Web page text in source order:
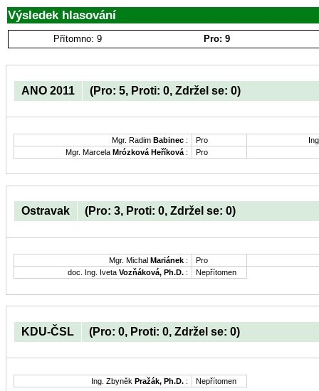
Výsledek hlasování
Přítomno: 9 Pro: 9
ANO 2011 (Pro: 5, Proti: 0, Zdržel se: 0)
Mgr. Radim Babinec : Pro
Mgr. Marcela Mrózková Heříková : Pro
Ostravak (Pro: 3, Proti: 0, Zdržel se: 0)
Mgr. Michal Mariánek :
Pro
doc. Ing. Iveta Vozňáková, Ph.D. : Nepřítomen
KDU-ČSL (Pro: 0, Proti: 0, Zdržel se: 0)
Ing. Zbyněk Pražák, Ph.D. : Nepřítomen